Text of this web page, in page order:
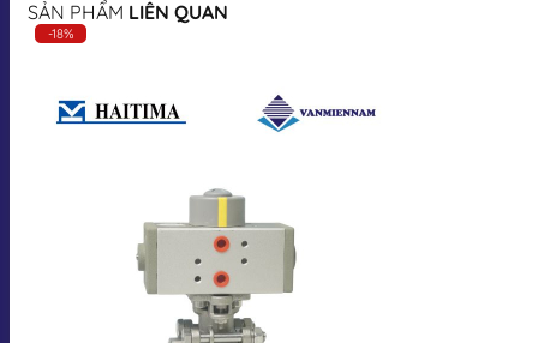
SẢN PHẨM LIÊN QUAN
-18%